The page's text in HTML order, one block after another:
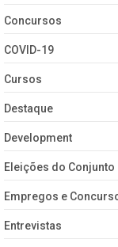
Concursos
COVID-19
Cursos
Destaque
Development
Eleições do Conjunto
Empregos e
Entrevistas